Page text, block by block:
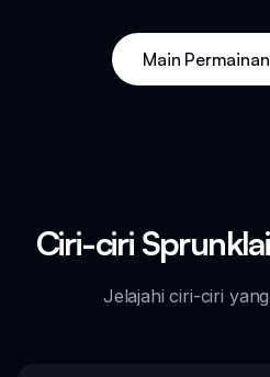
Main
Ciri-ciri
Jelajahi ciri-ciri